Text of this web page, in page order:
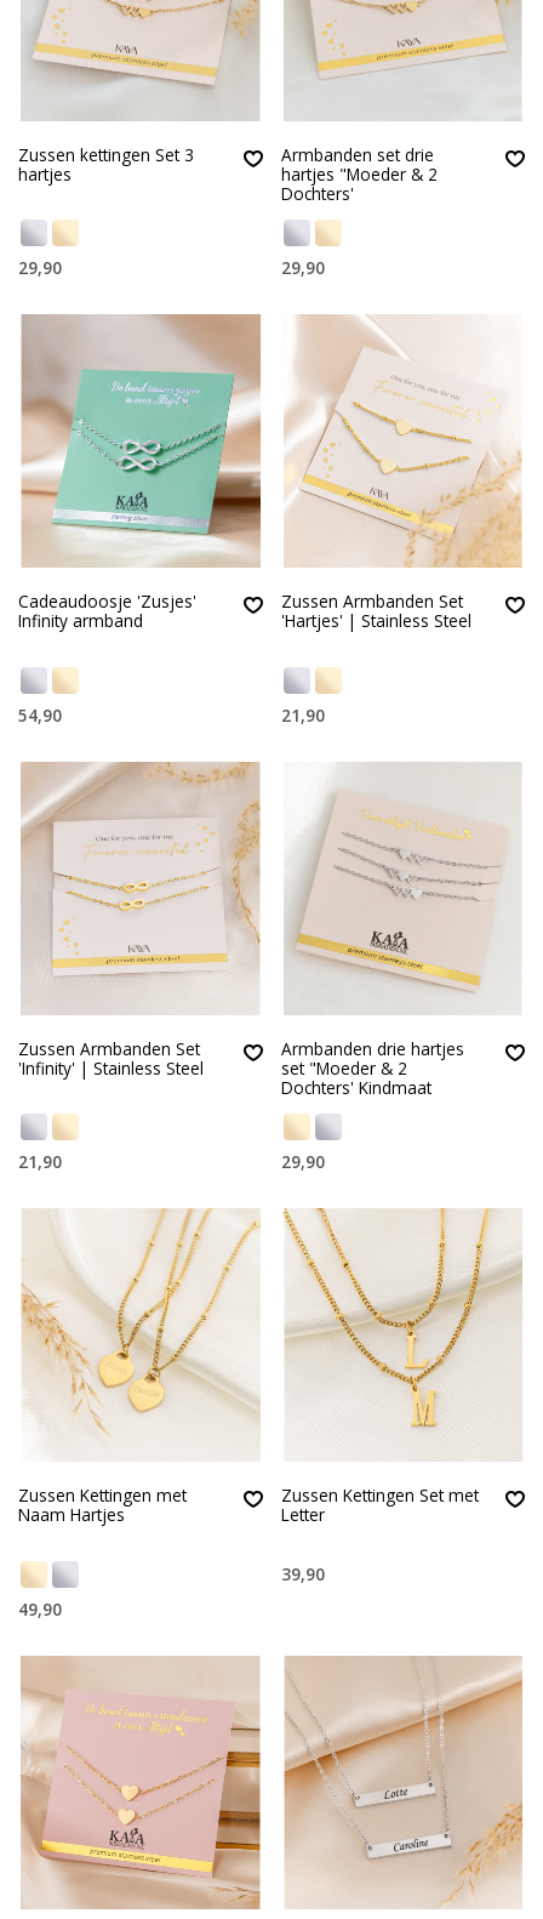
Zussen kettingen Set 3
hartjes
29,90
Armbanden set drie
hartjes "Moeder & 2
Dochters'
29,90
Cadeaudoosje 'Zusjes'
Infinity armband
54,90
Zussen Armbanden Set
'Hartjes' | Stainless Steel
21,90
Zussen Armbanden Set
'Infinity' | Stainless Steel
21,90
Armbanden drie hartjes
set "Moeder & 2
Dochters' Kindmaat
29,90
Zussen Kettingen met
Naam Hartjes
49,90
Zussen Kettingen Set met
Letter
39,90